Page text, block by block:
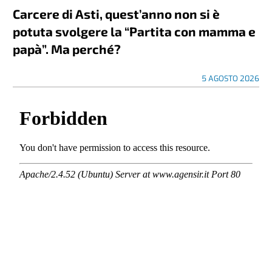
Carcere di Asti, quest’anno non si è
potuta svolgere la “Partita con mamma e
papà”. Ma perché?
5 AGOSTO 2026